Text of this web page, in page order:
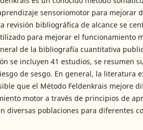
sensoriomotor para mejorar
revisión bibliográfica de alcance se
para mejorar el funcionamiento
de la bibliografía cuantitativa
se incluyen 41 estudios, se resumen
de sesgo. En general, la literatura
que el Método Feldenkrais mejore
motor a través de principios de
diversas poblaciones para diferentes